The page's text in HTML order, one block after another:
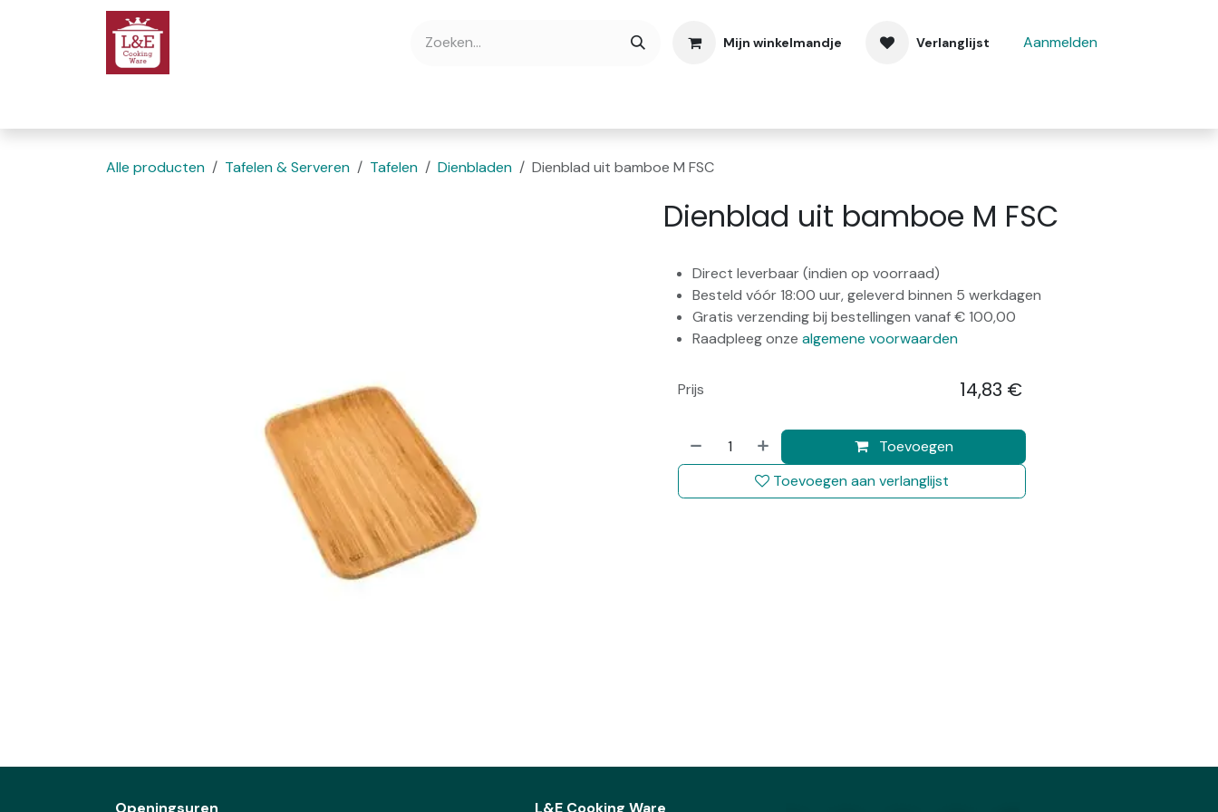
Overslaan naar inhoud
Mijn winkelmandje Verlanglijst Aanmelden
Alle producten Tafelen & Serveren Tafelen Dienbladen Dienblad uit bamboe M FSC
Dienblad uit bamboe M FSC
Direct leverbaar (indien op voorraad)
Besteld vóór 18:00 uur, geleverd binnen 5 werkdagen
Gratis verzending bij bestellingen vanaf € 100,00
Raadpleeg onze algemene voorwaarden
Toevoegen
Toevoegen aan verlanglijst
Prijs 14,83 €
Openingsuren L&E Cooking Ware